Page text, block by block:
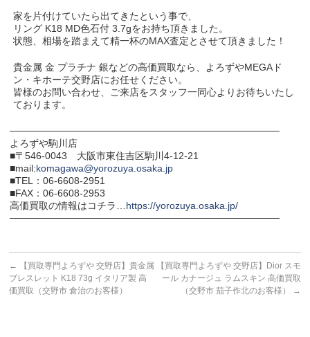
家を片付けていたら出てきたという事で、
リング K18 MD色石付 3.7gをお持ち頂きました。
状態、相場を踏まえて精一杯のMAX査定とさせて頂きました！
貴金属 金 プラチナ 銀などの高価買取なら、よろずやMEGAド
ン・キホーテ交野店にお任せください。
皆様のお問い合わせ、ご来店をスタッフ一同心よりお待ちいたし
ております。
───────────────────────────────────────
よろずや駒川店
■〒546-0043 大阪市東住吉区駒川4-12-21
■mail:komagawa@yorozuya.osaka.jp
■TEL：06-6608-2951
■FAX：06-6608-2953
高価買取の情報はコチラ…https://yorozuya.osaka.jp/
───────────────────────────────────────
←
【買取専門よろずや 交野店】貴金属
ブレスレット K18 73g イタリア製 高
価買取（交野市 倉治のお客様）
【買取専門よろずや 交野店】Dior スモ
ール カナージュ ラムスキン 高価買取
（交野市 茄子作北のお客様）
→